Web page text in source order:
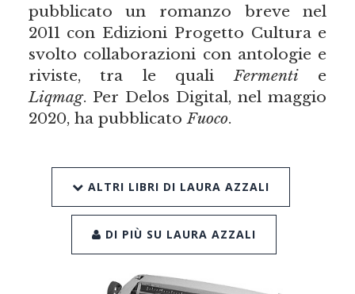
pubblicato un romanzo breve nel
2011 con Edizioni Progetto Cultura e
svolto collaborazioni con antologie e
riviste, tra le qualiFermentie
Liqmag. Per Delos Digital, nel maggio
2020, ha pubblicatoFuoco.
ALTRI LIBRI DI LAURA AZZALI
DI PIÙ SU LAURA AZZALI